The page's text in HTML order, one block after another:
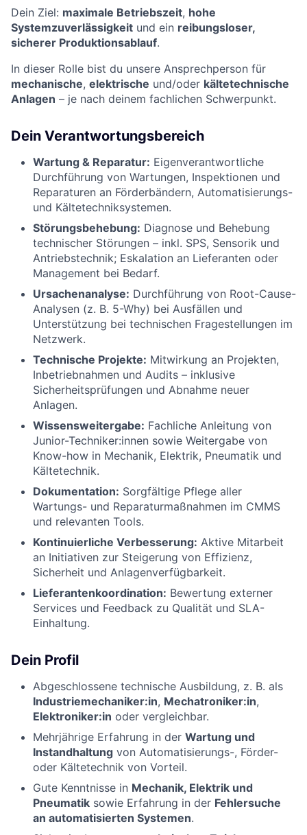
Dein Ziel: maximale Betriebszeit, hohe
Systemzuverlässigkeit und ein reibungsloser,
sicherer Produktionsablauf.
In dieser Rolle bist du unsere Ansprechperson für
mechanische, elektrische und/oder kältetechnische
Anlagen – je nach deinem fachlichen Schwerpunkt.
Dein Verantwortungsbereich
Wartung & Reparatur: Eigenverantwortliche
Durchführung von Wartungen, Inspektionen und
Reparaturen an Förderbändern, Automatisierungs-
und Kältetechniksystemen.
Störungsbehebung: Diagnose und Behebung
technischer Störungen – inkl. SPS, Sensorik und
Antriebstechnik; Eskalation an Lieferanten oder
Management bei Bedarf.
Ursachenanalyse: Durchführung von Root-Cause-
Analysen (z. B. 5-Why) bei Ausfällen und
Unterstützung bei technischen Fragestellungen im
Netzwerk.
Technische Projekte: Mitwirkung an Projekten,
Inbetriebnahmen und Audits – inklusive
Sicherheitsprüfungen und Abnahme neuer
Anlagen.
Wissensweitergabe: Fachliche Anleitung von
Junior-Techniker:innen sowie Weitergabe von
Know-how in Mechanik, Elektrik, Pneumatik und
Kältetechnik.
Dokumentation: Sorgfältige Pflege aller
Wartungs- und Reparaturmaßnahmen im CMMS
und relevanten Tools.
Kontinuierliche Verbesserung: Aktive Mitarbeit
an Initiativen zur Steigerung von Effizienz,
Sicherheit und Anlagenverfügbarkeit.
Lieferantenkoordination: Bewertung externer
Services und Feedback zu Qualität und SLA-
Einhaltung.
Dein Profil
Abgeschlossene technische Ausbildung, z. B. als
Industriemechaniker:in, Mechatroniker:in,
Elektroniker:in oder vergleichbar.
Mehrjährige Erfahrung in der Wartung und
Instandhaltung von Automatisierungs-, Förder-
oder Kältetechnik von Vorteil.
Gute Kenntnisse in Mechanik, Elektrik und
Pneumatik sowie Erfahrung in der Fehlersuche
an automatisierten Systemen.